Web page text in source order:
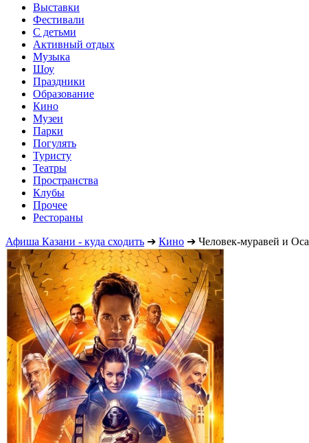
Выставки
Фестивали
С детьми
Активный отдых
Музыка
Шоу
Праздники
Образование
Кино
Музеи
Парки
Погулять
Туристу
Театры
Пространства
Клубы
Прочее
Рестораны
Афиша Казани - куда сходить ➔ Кино ➔ Человек-муравей и Оса